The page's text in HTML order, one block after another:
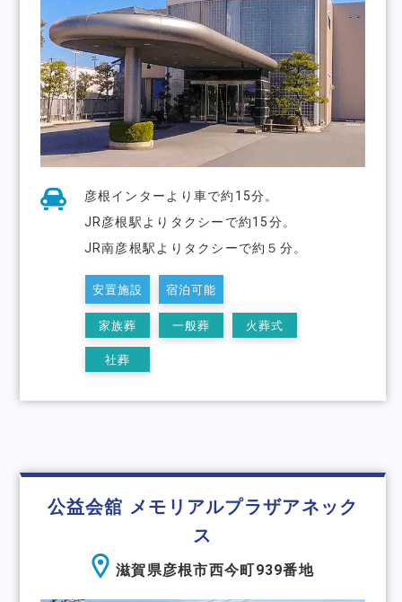
彦根インターより⾞で約15分。
JR彦根駅よりタクシーで約15分。
JR南彦根駅よりタクシーで約５分。
安置施設 宿泊可能
家族葬 一般葬 火葬式
社葬
公益会舘 メモリアルプラザアネック
ス
滋賀県彦根市西今町939番地